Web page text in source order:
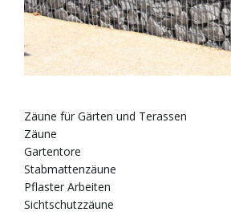
Zäune für Gärten und Terassen
Zäune
Gartentore
Stabmattenzäune
Pflaster Arbeiten
Sichtschutzzäune